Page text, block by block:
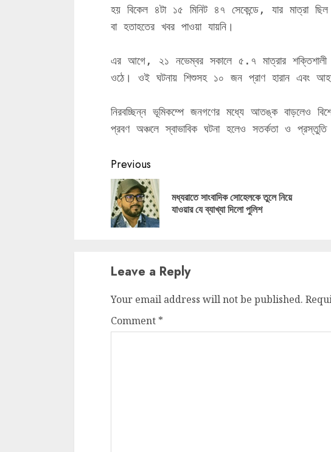
হয় বিকেল ৪টা ১৫ মিনিট ৪৭ সেকেন্ডে, যার মাত্রা
বা হতাহতের খবর পাওয়া যায়নি।
এর আগে, ২১ নভেম্বর সকালে ৫.৭ মাত্রার শক্তিশালী
ওঠে। ওই ঘটনায় শিশুসহ ১০ জন প্রাণ হারান এবং
নিরবচ্ছিন্ন ভূমিকম্পে জনগণের মধ্যে আতঙ্ক বাড়লেও
প্রবণ অঞ্চলে স্বাভাবিক ঘটনা হলেও সতর্কতা ও
Continue
Reading
Previous
মধ্যরাতে সাংবাদিক সোহেলকে তুলে নিয়ে
যাওয়ার যে ব্যাখ্যা দিলো পুলিশ
Leave a Reply
Your email address will not be published.
Comment *